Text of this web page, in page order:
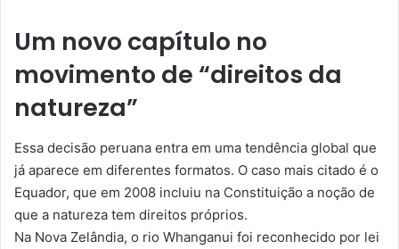
Um novo capítulo no
movimento de “direitos da
natureza”
Essa decisão peruana entra em uma tendência global que
já aparece em diferentes formatos. O caso mais citado é o
Equador, que em 2008 incluiu na Constituição a noção de
que a natureza tem direitos próprios.
Na Nova Zelândia, o rio Whanganui foi reconhecido por lei